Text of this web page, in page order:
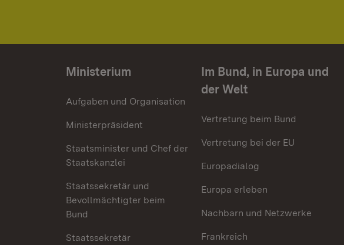
Ministerium
Aufgaben und Organisation
Ministerpräsident
Staatsminister und Chef der
Staatskanzlei
Staatssekretär und
Bevollmächtigter beim
Bund
Staatssekretär
Im Bund, in Europa und
der Welt
Vertretung beim Bund
Vertretung bei der EU
Europadialog
Europa erleben
Nachbarn und Netzwerke
Frankreich